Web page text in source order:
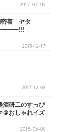
2017-07-09
密着 ヤタ
2013-12-17
2013-12-08
酒研二のすっぴ
＠おしゃれイズ
2015-06-08